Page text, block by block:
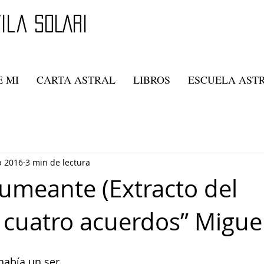
SOLARI
MI CARTA ASTRAL LIBROS ESCUELA
(Extracto del
acuerdos”
2016 3 min de lectura